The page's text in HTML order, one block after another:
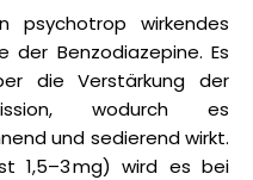
wirkendes
der Benzodiazepine. Es
die Verstärkung der
wodurch es
und sedierend wirkt.
1,5–3 mg) wird es bei